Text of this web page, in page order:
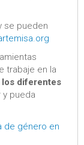
se pueden
trabaje en la
diferentes
pueda
de género en